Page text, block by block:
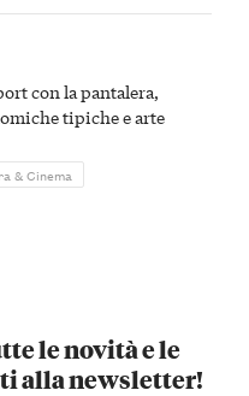
con la pantalera,
tipiche e arte
& Cinema
le novità e le
alla newsletter!